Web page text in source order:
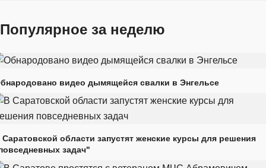
Популярное за неделю
видео дымящейся свалки в Энгельсе
Саратовской области запустят женские курсы для решения
задач"